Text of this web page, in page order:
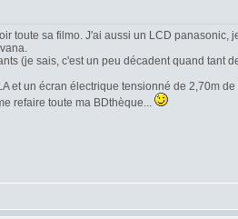
toute sa filmo. J'ai aussi un LCD
(je sais, c'est un peu décadent quand tant
et un écran électrique tensionné de 2,70m
refaire toute ma BDthèque...